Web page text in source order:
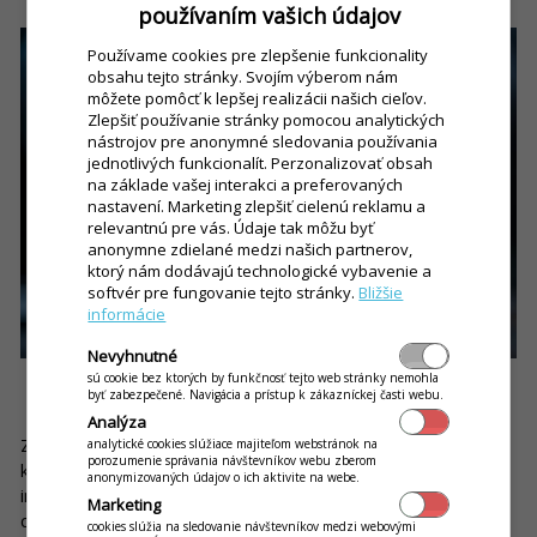
3. Venujte čas dôkladnej príprave firmy
Základom na získanie cudzích zdrojov financovania podniku je
kvalitne vypracovanýpodnikateľský plán. Nikto nechce
investovať do podnikania, ktoré nemá jasnú víziu, stratégiu a
ciele vrátane tých finančných.
používaním vašich údajov
Používame cookies pre zlepšenie funkcionality
obsahu tejto stránky. Svojím výberom nám
môžete pomôcť k lepšej realizácii našich cieľov.
Zlepšiť používanie stránky pomocou analytických
nástrojov pre anonymné sledovania používania
jednotlivých funkcionalít. Perzonalizovať obsah
na základe vašej interakci a preferovaných
nastavení. Marketing zlepšiť cielenú reklamu a
relevantnú pre vás. Údaje tak môžu byť
anonymne zdielané medzi našich partnerov,
ktorý nám dodávajú technologické vybavenie a
softvér pre fungovanie tejto stránky.Bližšie
informácie
Nevyhnutné
sú cookie bez ktorých by funkčnosť tejto web stránky nemohla
byť zabezpečené. Navigácia a prístup k zákazníckej časti webu.
Analýza
analytické cookies slúžiace majiteľom webstránok na
porozumenie správania návštevníkov webu zberom
anonymizovaných údajov o ich aktivite na webe.
Marketing
cookies slúžia na sledovanie návštevníkov medzi webovými